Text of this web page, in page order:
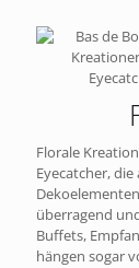
Florale
Eyecatcher,
überragend
Buffets,
hängen sogar